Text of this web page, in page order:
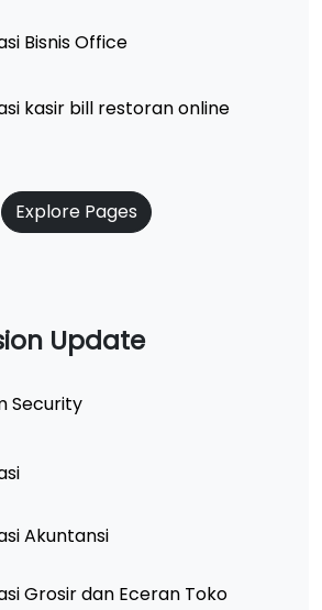
Bisnis Office
kasir bill restoran online
Explore Pages
Update
Security
Akuntansi
Grosir dan Eceran Toko